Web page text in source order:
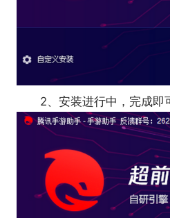
2、安装进行中，完成即